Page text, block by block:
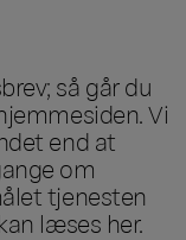
så går du
Vi
end at
om
tjenesten
læses her.